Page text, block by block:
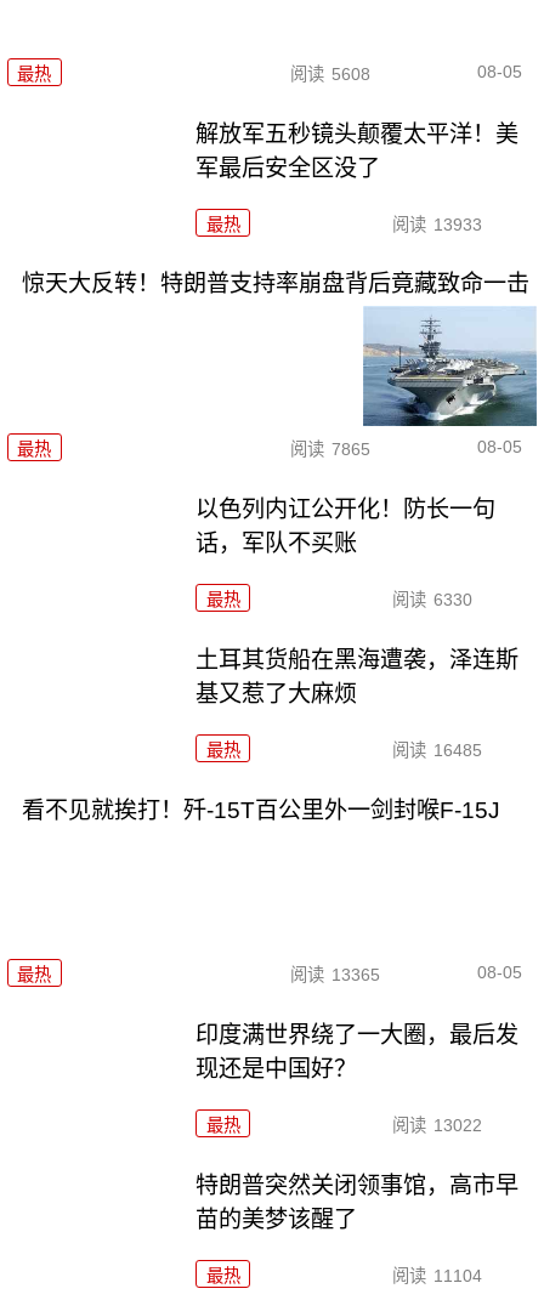
最热 阅读 5608 08-05
解放军五秒镜头颠覆太平洋！美
军最后安全区没了
最热 阅读 13933
惊天大反转！特朗普支持率崩盘背后竟藏致命一击
最热 阅读 7865 08-05
以色列内讧公开化！防长一句
话，军队不买账
最热 阅读 6330
土耳其货船在黑海遭袭，泽连斯
基又惹了大麻烦
最热 阅读 16485
看不见就挨打！歼-15T百公里外一剑封喉F-15J
最热 阅读 13365 08-05
印度满世界绕了一大圈，最后发
现还是中国好？
最热 阅读 13022
特朗普突然关闭领事馆，高市早
苗的美梦该醒了
最热 阅读 11104